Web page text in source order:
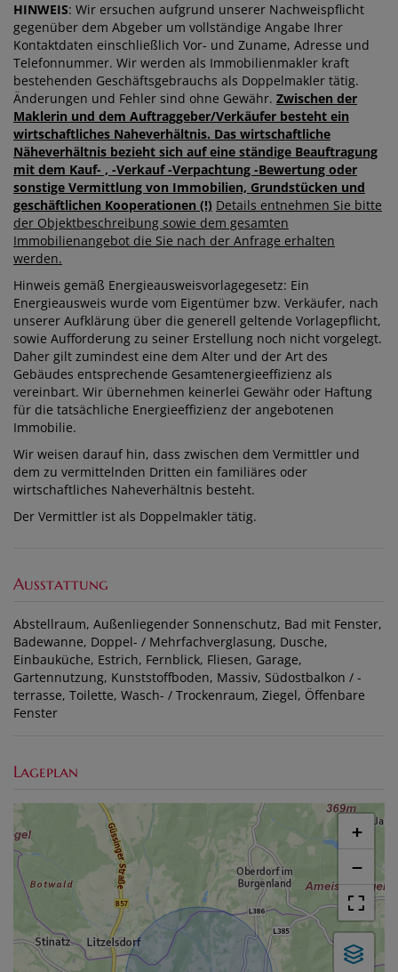
HINWEIS: Wir ersuchen aufgrund unserer Nachweispflicht
gegenüber dem Abgeber um vollständige Angabe Ihrer
Kontaktdaten einschließlich Vor- und Zuname, Adresse und
Telefonnummer. Wir werden als Immobilienmakler kraft
bestehenden Geschäftsgebrauchs als Doppelmakler tätig.
Änderungen und Fehler sind ohne Gewähr. Zwischen der
Maklerin und dem Auftraggeber/Verkäufer besteht ein
wirtschaftliches Naheverhältnis. Das wirtschaftliche
Näheverhältnis bezieht sich auf eine ständige Beauftragung
mit dem Kauf- , -Verkauf -Verpachtung -Bewertung oder
sonstige Vermittlung von Immobilien, Grundstücken und
geschäftlichen Kooperationen (!) Details entnehmen Sie bitte
der Objektbeschreibung sowie dem gesamten
Immobilienangebot die Sie nach der Anfrage erhalten
werden.
Hinweis gemäß Energieausweisvorlagegesetz: Ein
Energieausweis wurde vom Eigentümer bzw. Verkäufer, nach
unserer Aufklärung über die generell geltende Vorlagepflicht,
sowie Aufforderung zu seiner Erstellung noch nicht vorgelegt.
Daher gilt zumindest eine dem Alter und der Art des
Gebäudes entsprechende Gesamtenergieeffizienz als
vereinbart. Wir übernehmen keinerlei Gewähr oder Haftung
für die tatsächliche Energieeffizienz der angebotenen
Immobilie.
Wir weisen darauf hin, dass zwischen dem Vermittler und
dem zu vermittelnden Dritten ein familiäres oder
wirtschaftliches Naheverhältnis besteht.
Der Vermittler ist als Doppelmakler tätig.
Ausstattung
Abstellraum Außenliegender Sonnenschutz Bad mit Fenster
Badewanne Doppel- / Mehrfachverglasung Dusche
Einbauküche Estrich Fernblick Fliesen Garage
Gartennutzung Kunststoffboden Massiv Südostbalkon / -
terrasse Toilette Wasch- / Trockenraum Ziegel Öffenbare
Fenster
Lageplan
+
−